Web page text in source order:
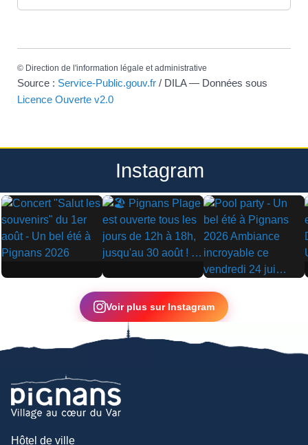
© Direction de l'information légale et administrative
Source : Service-Public.gouv.fr / DILA — Données sous
Licence Ouverte v2.0
Instagram
▶ ▶
▶
Voir plus sur Instagram
Hôtel de ville